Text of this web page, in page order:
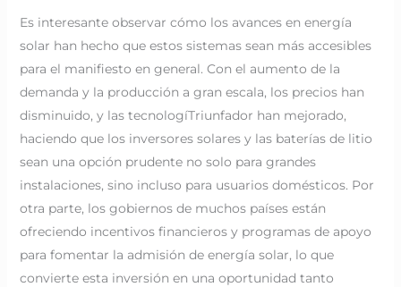
Es interesante observar cómo los avances en energía
solar han hecho que estos sistemas sean más accesibles
para el manifiesto en general. Con el aumento de la
demanda y la producción a gran escala, los precios han
disminuido, y las tecnologíTriunfador han mejorado,
haciendo que los inversores solares y las baterías de litio
sean una opción prudente no solo para grandes
instalaciones, sino incluso para usuarios domésticos. Por
otra parte, los gobiernos de muchos países están
ofreciendo incentivos financieros y programas de apoyo
para fomentar la admisión de energía solar, lo que
convierte esta inversión en una oportunidad tanto